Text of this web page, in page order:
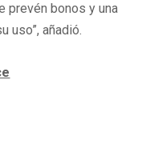
prevén bonos y una
uso”, añadió.